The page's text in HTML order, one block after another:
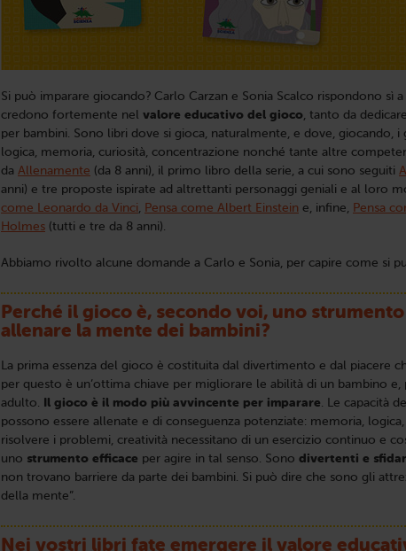
Si può imparare giocando? Carlo Carzan e Sonia Scalco rispondono sì
credono fortemente nel valore educativo del gioco, tanto da
per bambini. Sono libri dove si gioca, naturalmente, e dove, giocando, i
logica, memoria, curiosità, concentrazione nonché tante altre
da Allenamente (da 8 anni), il primo libro della serie, a cui sono seguiti
anni) e tre proposte ispirate ad altrettanti personaggi geniali e al loro
come Leonardo da Vinci, Pensa come Albert Einstein e, infine, Pensa
Holmes (tutti e tre da 8 anni).
Abbiamo rivolto alcune domande a Carlo e Sonia, per capire come si
Perché il gioco è, secondo voi, uno
allenare la mente dei bambini?
La prima essenza del gioco è costituita dal divertimento e dal piacere
per questo è un’ottima chiave per migliorare le abilità di un bambino e,
adulto.
Il gioco è il modo più avvincente per imparare. Le capacità
possono essere allenate e di conseguenza potenziate: memoria, logica,
risolvere i problemi, creatività necessitano di un esercizio continuo e
uno strumento efficace per agire in tal senso. Sono divertenti e
non trovano barriere da parte dei bambini. Si può dire che sono gli
della mente”.
Nei vostri libri fate emergere il valore